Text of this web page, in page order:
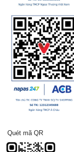
Quét mã QR